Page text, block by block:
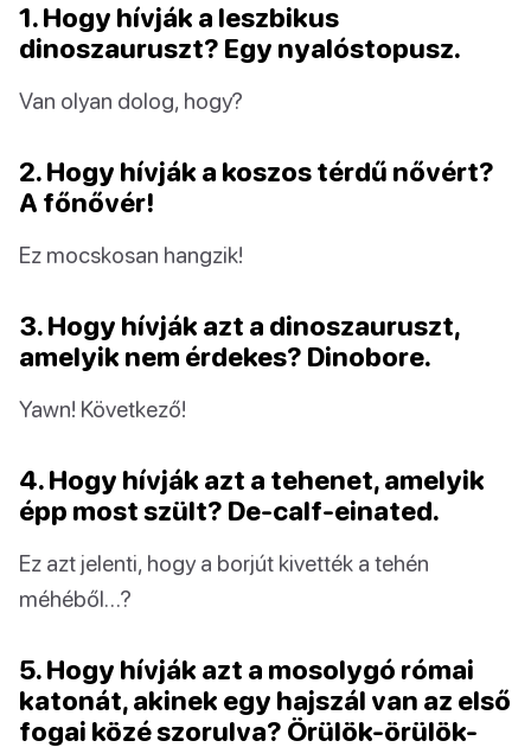
1. Hogy hívják a leszbikus
dinoszauruszt? Egy nyalóstopusz.
Van olyan dolog, hogy?
2. Hogy hívják a koszos térdű nővért?
A főnővér!
Ez mocskosan hangzik!
3. Hogy hívják azt a dinoszauruszt,
amelyik nem érdekes? Dinobore.
Yawn! Következő!
4. Hogy hívják azt a tehenet, amelyik
épp most szült? De-calf-einated.
Ez azt jelenti, hogy a borjút kivették a tehén
méhéből…?
5. Hogy hívják azt a mosolygó római
katonát, akinek egy hajszál van az első
fogai közé szorulva? Örülök-örülök-